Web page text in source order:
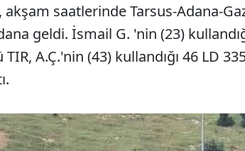
akşam saatlerinde Tarsus-Adana-
geldi. İsmail G. 'nin (23)
TIR, A.Ç.'nin (43) kullandığı 46 LD